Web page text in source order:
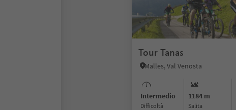
Tour Tanas
Malles, Val Venosta
Intermedio
Difficoltà
1184 m
Salita